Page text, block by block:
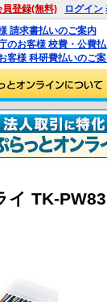
員登録(無料) ログイン
請求書払いのご案内
のお客様 校費・公費
客様 科研費払いのご
イ TK-